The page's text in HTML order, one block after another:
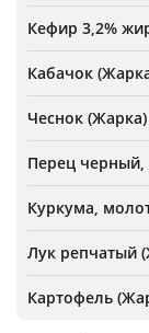
Кефир 3,2%
Кабачок
Чеснок (Жарка)
Перец
Куркума,
Лук репчатый
Картофель